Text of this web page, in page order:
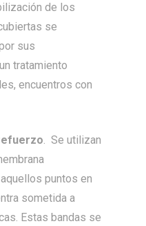
de los
se
sus
tratamiento
encuentros con
. Se utilizan
puntos en
sometida a
Estas bandas se